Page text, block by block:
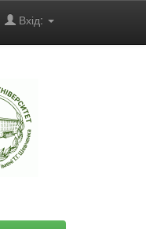
Вхід: